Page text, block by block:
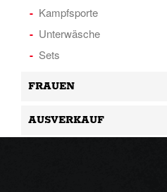
Kampfsporte
Unterwäsche
Sets
FRAUEN
AUSVERKAUF